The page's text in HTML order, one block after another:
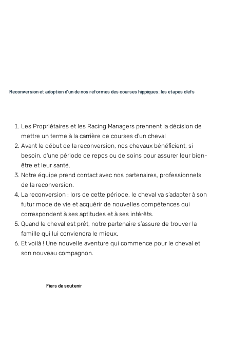
Reconversion et adoption d'un de nos réformés des courses hippiques: les étapes clefs
Les Propriétaires et les Racing Managers prennent la décision de
mettre un terme à la carrière de courses d'un cheval
Avant le début de la reconversion, nos chevaux bénéficient, si
besoin, d'une période de repos ou de soins pour assurer leur bien-
être et leur santé.
Notre équipe prend contact avec nos partenaires, professionnels
de la reconversion.
La reconversion : lors de cette période, le cheval va s’adapter à son
futur mode de vie et acquérir de nouvelles compétences qui
correspondent à ses aptitudes et à ses intérêts.
Quand le cheval est prêt, notre partenaire s’assure de trouver la
famille qui lui conviendra le mieux.
Et voilà ! Une nouvelle aventure qui commence pour le cheval et
son nouveau compagnon.
Fiers de soutenir